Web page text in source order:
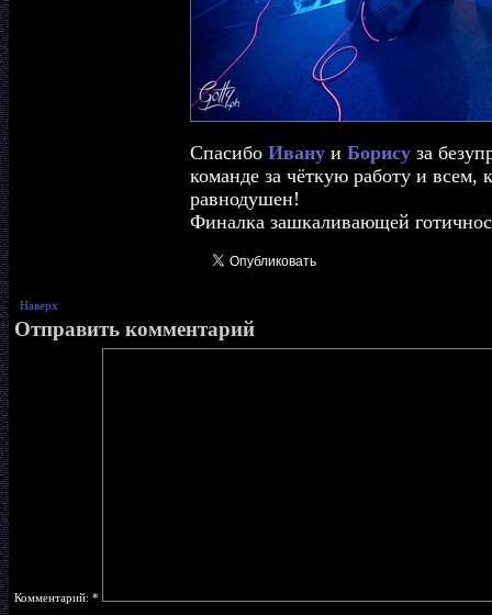
Спасибо Ивану и Борису за
команде за чёткую работу и всем,
равнодушен!
Финалка зашкаливающей
Наверх
Отправить комментарий
Комментарий: *